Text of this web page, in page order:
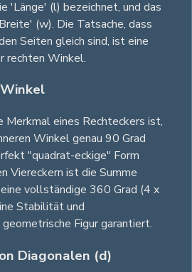
'Länge' (l) bezeichnet, und das
(w). Die Tatsache, dass
Seiten gleich sind, ist eine
rechten Winkel.
Merkmal eines Rechteckers ist,
Winkel genau 90 Grad
"quadrat-eckige" Form
Viereckern ist die Summe
vollständige 360 Grad (4 x
Stabilität und
Figur garantiert.
Diagonalen (d)